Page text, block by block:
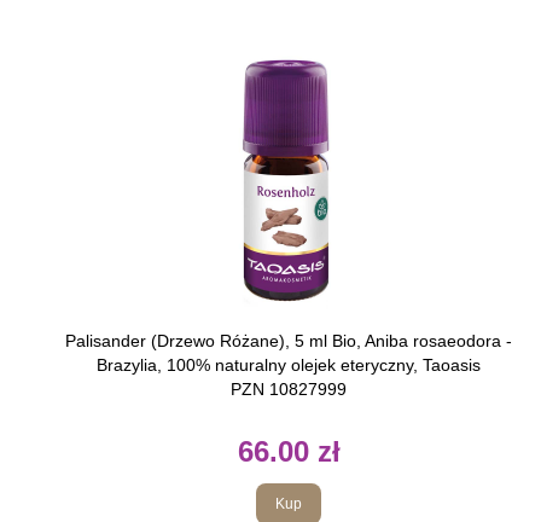
Palisander (Drzewo Różane), 5 ml Bio, Aniba rosaeodora -
Brazylia, 100% naturalny olejek eteryczny, Taoasis
PZN 10827999
66.00 zł
Kup